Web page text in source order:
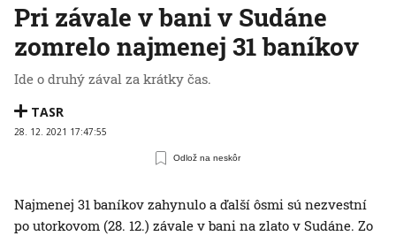
Pri závale v bani v Sudáne
zomrelo najmenej 31 baníkov
Ide o druhý zával za krátky čas.
TASR
28. 12. 2021 17:47:55
Odlož na neskôr
Najmenej 31 baníkov zahynulo a ďalší ôsmi sú nezvestní
po utorkovom (28. 12.) závale v bani na zlato v Sudáne. Zo